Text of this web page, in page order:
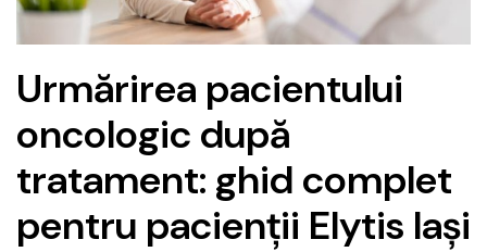
Urmărirea pacientului
oncologic după
tratament: ghid complet
pentru pacienții Elytis Iași